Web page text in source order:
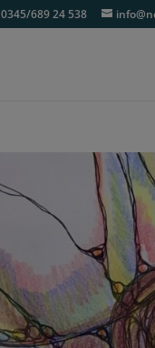
0345/689 24 538